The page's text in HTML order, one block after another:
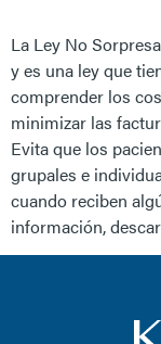
La Ley No
y es una ley que
comprender los
minimizar las
Evita que los
grupales e
cuando reciben
información,